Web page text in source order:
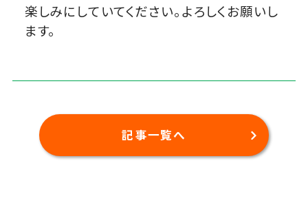
楽しみにしていてください。よろしくお願いし
ます。
記事一覧へ